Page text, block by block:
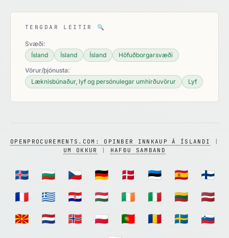
TENGDAR LEITIR 🔍
Svæði:
Ísland
Ísland Ísland
Höfuðborgarsvæði
Vörur/þjónusta:
Læknisbúnaður, lyf og persónulegar umhirðuvörur
Lyf
OPENPROCUREMENTS.COM: OPINBER INNKAUP Á ÍSLANDI
UM OKKUR
HAFÐU SAMBAND
🇮🇸 🇧🇬 🇨🇿 🇩🇪 🇩🇰 🇪🇪 🇪🇸
🇫🇮
🇫🇷
🇬🇷 🇭🇷 🇭🇺 🇮🇪 🇮🇹 🇱🇹
🇱🇻
🇲🇰
🇳🇱 🇳🇴 🇵🇱 🇵🇹 🇷🇴 🇸🇪
🇸🇮